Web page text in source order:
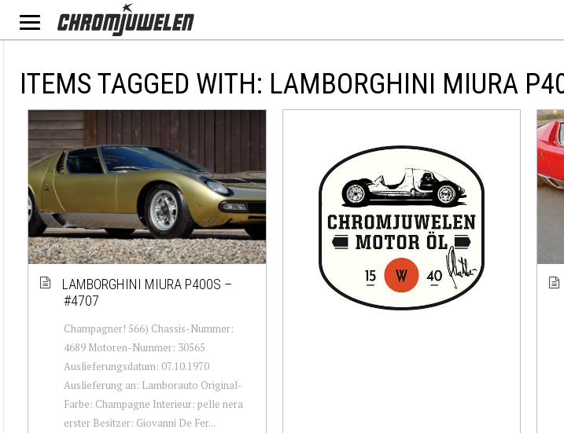
ITEMS TAGGED WITH: LAMBORGHINI MIURA
LAMBORGHINI MIURA P400S –
#4707
Champagner! 566) Chassis-Nummer:
4689 Motoren-Nummer: 30565
Auslieferungsdatum: 07.10.1970
Auslieferung an: Lamborauto Original-
Farbe: Champagne Interieur: pelle nera
erster Besitzer: Giovanni De Fer...